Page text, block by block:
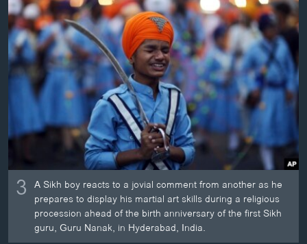
3 A Sikh boy reacts to a jovial comment from another as he
prepares to display his martial art skills during a religious
procession ahead of the birth anniversary of the first Sikh
guru, Guru Nanak, in Hyderabad, India.